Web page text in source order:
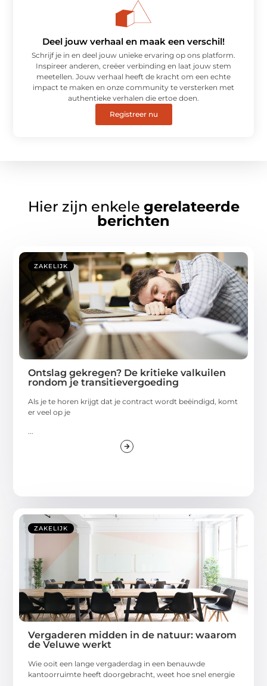
Deel jouw verhaal en maak een verschil!
Schrijf je in en deel jouw unieke ervaring op ons platform.
Inspireer anderen, creëer verbinding en laat jouw stem
meetellen. Jouw verhaal heeft de kracht om een echte
impact te maken en onze community te versterken met
authentieke verhalen die ertoe doen.
Registreer nu
Hier zijn enkele gerelateerde
berichten
ZAKELIJK
Ontslag gekregen? De kritieke valkuilen
rondom je transitievergoeding
Als je te horen krijgt dat je contract wordt beëindigd, komt
er veel op je
...
ZAKELIJK
Vergaderen midden in de natuur: waarom
de Veluwe werkt
Wie ooit een lange vergaderdag in een benauwde
kantoorruimte heeft doorgebracht, weet hoe snel energie